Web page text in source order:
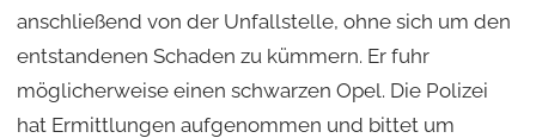
anschließend von der Unfallstelle, ohne sich um den
entstandenen Schaden zu kümmern. Er fuhr
möglicherweise einen schwarzen Opel. Die Polizei
hat Ermittlungen aufgenommen und bittet um